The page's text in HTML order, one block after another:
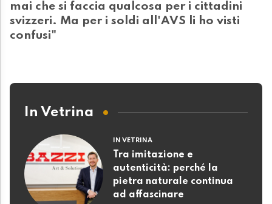
mai che si faccia qualcosa per i cittadini
svizzeri. Ma per i soldi all'AVS li ho visti
confusi"
In Vetrina
IN VETRINA
Tra imitazione e
autenticità: perché la
pietra naturale continua
ad affascinare